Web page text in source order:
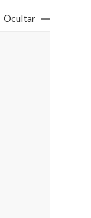
Ocultar